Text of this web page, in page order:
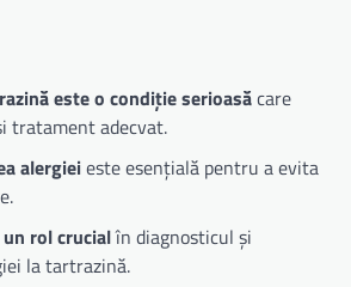
este o condiție serioasăcare
tratament adecvat.
alergieieste esențială pentru a evita
rol crucialîn diagnosticul și
la tartrazină.